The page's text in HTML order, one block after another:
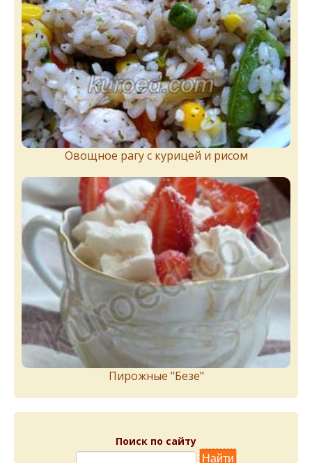
Овощное рагу с курицей и рисом
Пирожныe "Бeзe"
Поиск по сайту